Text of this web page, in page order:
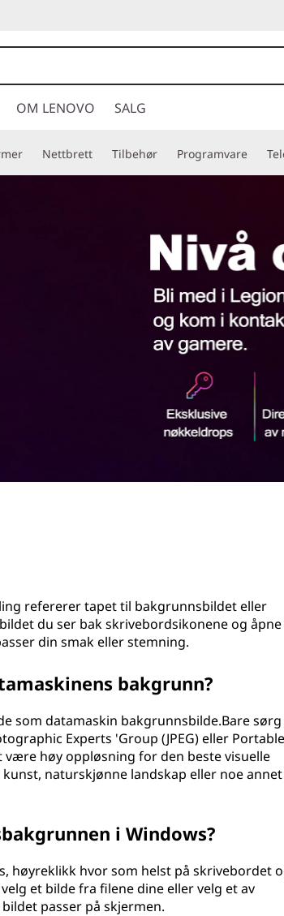
OM LENOVO SALG
Nettbrett Tilbehør Programvare
refererer tapet til bakgrunnsbildet eller
du ser bak skrivebordsikonene og åpne
din smak eller stemning.
bakgrunn?
som datamaskin bakgrunnsbilde.Bare
Experts 'Group (JPEG) eller Portable
være høy oppløsning for den beste visuelle
naturskjønne landskap eller noe annet
i Windows?
høyreklikk hvor som helst på skrivebordet
et bilde fra filene dine eller velg et av
passer på skjermen.